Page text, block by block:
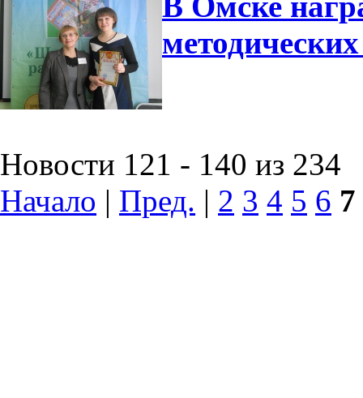
Новости 121 - 140 из 234
Начало | Пред. | 2 3 4 5 6 7